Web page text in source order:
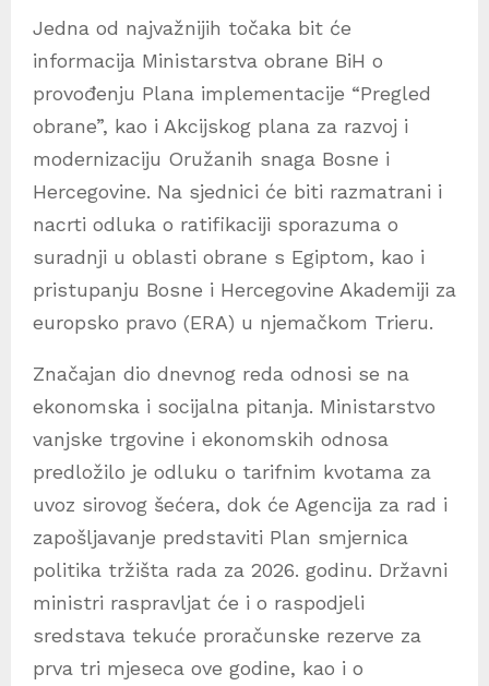
Jedna od najvažnijih točaka bit će
informacija Ministarstva obrane BiH o
provođenju Plana implementacije “Pregled
obrane”, kao i Akcijskog plana za razvoj i
modernizaciju Oružanih snaga Bosne i
Hercegovine. Na sjednici će biti razmatrani i
nacrti odluka o ratifikaciji sporazuma o
suradnji u oblasti obrane s Egiptom, kao i
pristupanju Bosne i Hercegovine Akademiji za
europsko pravo (ERA) u njemačkom Trieru.
Značajan dio dnevnog reda odnosi se na
ekonomska i socijalna pitanja. Ministarstvo
vanjske trgovine i ekonomskih odnosa
predložilo je odluku o tarifnim kvotama za
uvoz sirovog šećera, dok će Agencija za rad i
zapošljavanje predstaviti Plan smjernica
politika tržišta rada za 2026. godinu. Državni
ministri raspravljat će i o raspodjeli
sredstava tekuće proračunske rezerve za
prva tri mjeseca ove godine, kao i o